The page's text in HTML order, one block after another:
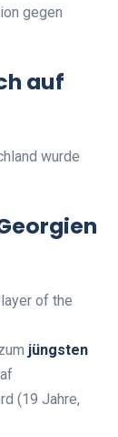
gegen
auf
wurde
of the
jüngsten
(19 Jahre,